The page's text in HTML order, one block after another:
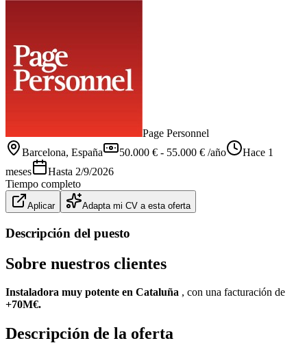
Page Personnel
Barcelona, España 50.000 € - 55.000 € /año
Hace 1
meses
Hasta 2/9/2026
Tiempo completo
Aplicar Adapta mi CV a esta oferta
Descripción del puesto
Sobre nuestros clientes
Instaladora muy potente en Cataluña , con una facturación de
+70M€.
Descripción de la oferta